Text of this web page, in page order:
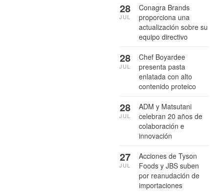
Conagra Brands
proporciona una
actualización sobre su
equipo directivo
28
JUL
Chef Boyardee
presenta pasta
enlatada con alto
contenido proteico
28
JUL
ADM y Matsutani
celebran 20 años de
colaboración e
innovación
28
JUL
Acciones de Tyson
Foods y JBS suben
por reanudación de
importaciones
27
JUL